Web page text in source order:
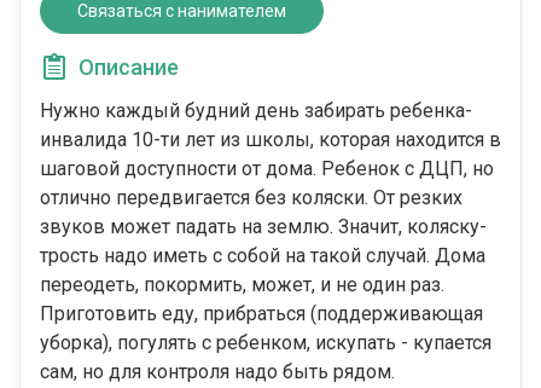
Связаться с нанимателем
Описание
Нужно каждый будний день забирать ребенка-
инвалида 10-ти лет из школы, которая находится в
шаговой доступности от дома. Ребенок с ДЦП, но
отлично передвигается без коляски. От резких
звуков может падать на землю. Значит, коляску-
трость надо иметь с собой на такой случай. Дома
переодеть, покормить, может, и не один раз.
Приготовить еду, прибраться (поддерживающая
уборка), погулять с ребенком, искупать - купается
сам, но для контроля надо быть рядом.